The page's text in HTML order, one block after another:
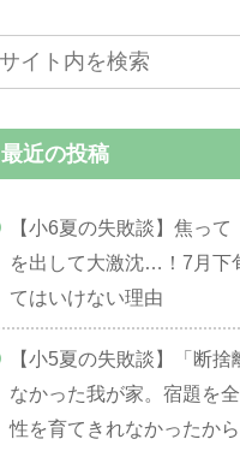
最近の投稿
【小6夏の失敗談】焦っ
を出して大激沈…！7月下
てはいけない理由
【小5夏の失敗談】「断捨
なかった我が家。宿題を
性を育てきれなかったか